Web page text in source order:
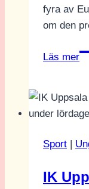
fyra av
om den
Läs mer
i
Sport |
IK